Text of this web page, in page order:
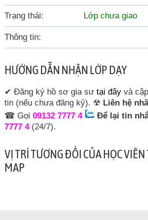
Trạng thái: Lớp chưa giao
Thông tin:
HƯỚNG DẪN NHẬN LỚP DẠY
✔ Đăng ký hồ sơ gia sư tại đâyvà
tin (nếu chưa đăng ký). ☢ Liên hệ
☎ Gọi 09132 7777 4 Để lại tin
7777 4(24/7).
VỊ TRÍ TƯƠNG ĐỐI CỦA HỌC VIÊN
MAP